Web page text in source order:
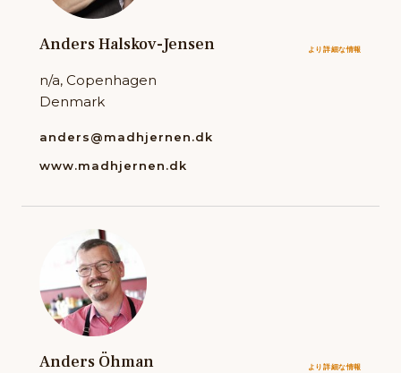
Anders Halskov-Jensen より詳細な情報
n/a, Copenhagen
Denmark
anders@madhjernen.dk
www.madhjernen.dk
Anders Öhman より詳細な情報